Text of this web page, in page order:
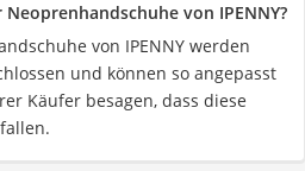
von IPENNY?
von IPENNY werden
und können so angepasst
Käufer besagen, dass diese